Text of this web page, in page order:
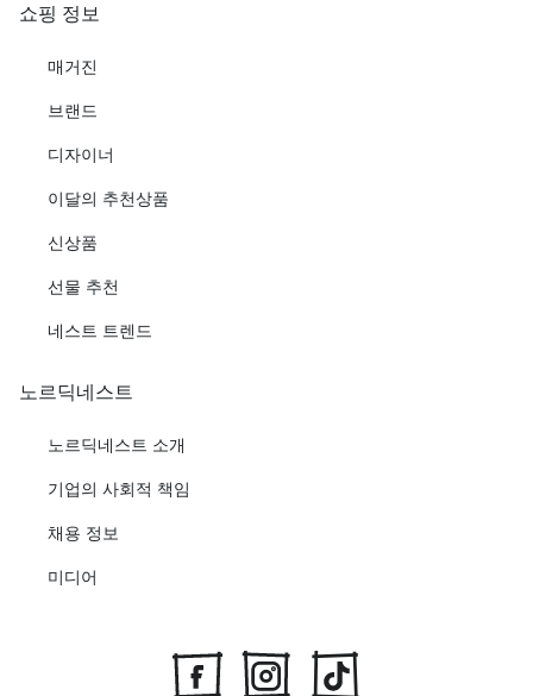
쇼핑 정보
매거진
브랜드
디자이너
이달의 추천상품
신상품
선물 추천
네스트 트렌드
노르딕네스트
노르딕네스트 소개
기업의 사회적 책임
채용 정보
미디어